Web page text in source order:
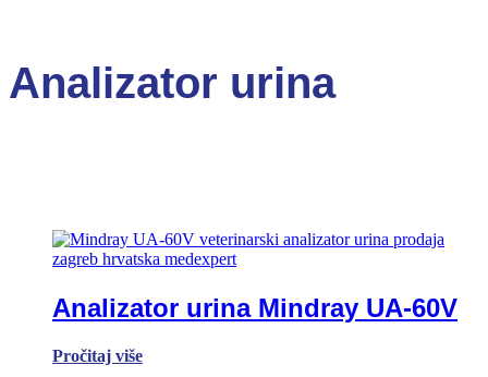
Analizator urina
Analizator urina Mindray UA-60V
Pročitaj više